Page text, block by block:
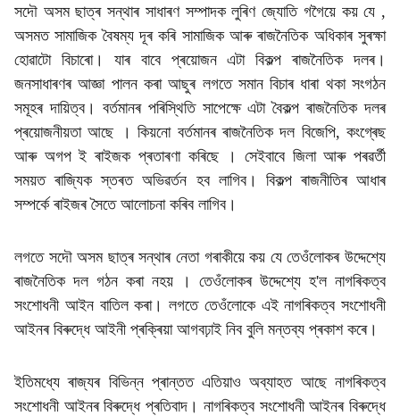
সদৌ অসম ছাত্ৰ সন্থাৰ সাধাৰণ সম্পাদক লুৰিণ জ্যোতি গগৈয়ে কয় যে ‌,‌
অসমত সামাজিক বৈষম্য দূৰ কৰি সামাজিক আৰু ৰাজনৈতিক অধিকাৰ সুৰক্ষা
হোৱাটো বিচাৰো। যাৰ বাবে প্ৰয়োজন এটা বিকল্প ৰাজনৈতিক দলৰ।
জনসাধাৰণৰ আজ্ঞা পালন কৰা আছুৰ লগতে সমান বিচাৰ ধাৰা থকা সংগঠন
সমূহৰ দায়িত্ব। বৰ্তমানৰ পৰিস্থিতি সাপেক্ষে এটা বৈকল্প ৰাজনৈতিক দলৰ
প্ৰয়োজনীয়তা আছে । কিয়নো বৰ্তমানৰ ৰাজনৈতিক দল বিজেপি, কংগ্ৰেছ
আৰু অগপ ই ৰাইজক প্ৰতাৰণা কৰিছে । সেইবাবে জিলা আৰু পৰৱৰ্তী
সময়ত ৰাজ্যিক স্তৰত অভিৱৰ্তন হব লাগিব। বিকল্প ৰাজনীতিৰ আধাৰ
সম্পৰ্কে ৰাইজৰ সৈতে আলোচনা কৰিব লাগিব।
লগতে সদৌ অসম ছাত্ৰ সন্থাৰ নেতা গৰাকীয়ে কয় যে তেওঁলোকৰ উদ্দেশ্যে
ৰাজনৈতিক দল গঠন কৰা নহয় । তেওঁলোকৰ উদ্দেশ্যে হ'ল নাগৰিকত্ব
সংশোধনী আইন বাতিল কৰা। লগতে তেওঁলোকে এই নাগৰিকত্ব সংশোধনী
আইনৰ বিৰুদ্ধে আইনী প্ৰক্ৰিয়া আগবঢ়াই নিব বুলি মন্তব্য প্ৰকাশ কৰে।
ইতিমধ্যে ৰাজ্যৰ বিভিন্ন প্ৰান্তত এতিয়াও অব্যাহত আছে নাগৰিকত্ব
সংশোধনী আইনৰ বিৰুদ্ধে প্ৰতিবাদ। নাগৰিকত্ব সংশোধনী আইনৰ বিৰুদ্ধে